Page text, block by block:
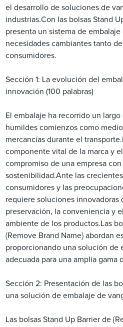
el desarrollo de soluciones de
industrias.Con las bolsas Stand
presenta un sistema de
necesidades cambiantes tanto
consumidores.
Sección 1: La evolución del
innovación (100 palabras)
El embalaje ha recorrido un
humildes comienzos como
mercancías durante el
componente vital de la marca y
compromiso de una empresa
sostenibilidad.Ante las
consumidores y las
requiere soluciones innovadoras
preservación, la conveniencia y
ambiente de los productos.Las
{Remove Brand Name} abordan
proporcionando una solución de
adecuada para una amplia gama
Sección 2: Presentación de las
una solución de embalaje de
Las bolsas Stand Up Barrier de